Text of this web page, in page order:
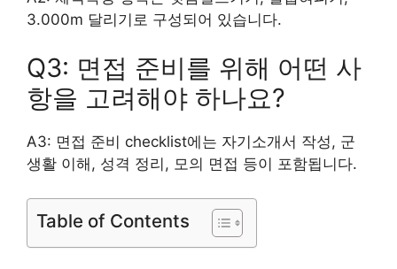
3.000m 달리기로 구성되어 있습니다.
Q3: 면접 준비를 위해 어떤 사
항을 고려해야 하나요?
A3: 면접 준비 checklist에는 자기소개서 작성, 군
생활 이해, 성격 정리, 모의 면접 등이 포함됩니다.
Table of Contents